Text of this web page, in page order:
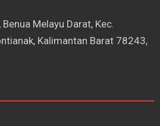
Melayu Darat, Kec.
Kalimantan Barat 78243,